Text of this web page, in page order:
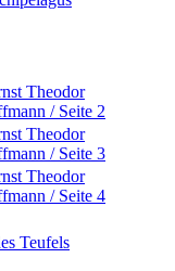
Theodor
/ Seite 2
Theodor
/ Seite 3
Theodor
/ Seite 4
Teufels